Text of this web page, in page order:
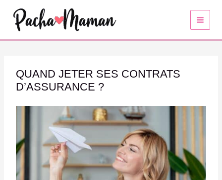
contenu
QUAND JETER SES CONTRATS
D’ASSURANCE ?